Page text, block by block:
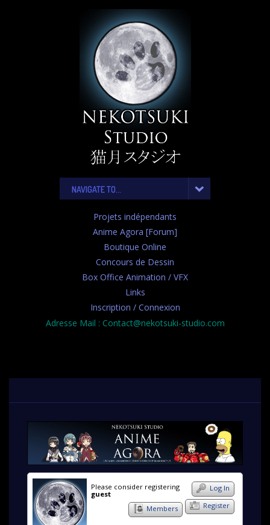
NAVIGATE TO...
Projets indépendants
Anime Agora [Forum]
Boutique Online
Concours de Dessin
Box Office Animation / VFX
Links
Inscription / Connexion
Adresse Mail : Contact@nekotsuki-studio.com
Please consider registering
guest
Log In
Register
Members